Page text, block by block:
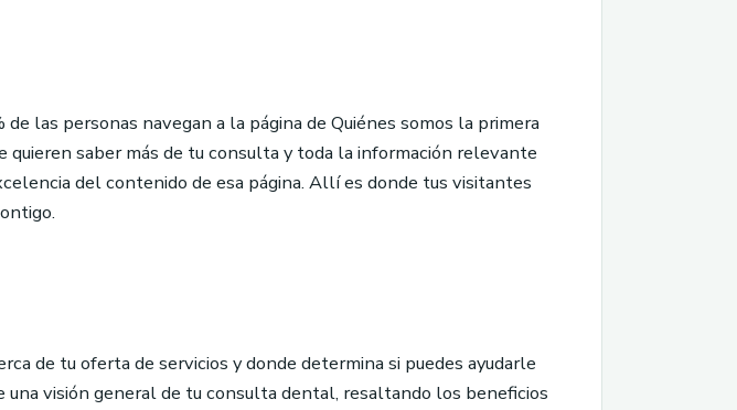
las personas navegan a la página de Quiénes somos la primera
saber más de tu consulta y toda la información relevante
del contenido de esa página. Allí es donde tus visitantes
de tu oferta de servicios y donde determina si puedes ayudarle
visión general de tu consulta dental, resaltando los beneficios